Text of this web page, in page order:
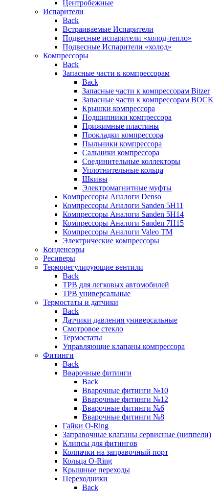
Центробежные
Испарители
Back
Встраиваемые Испарители
Подвесные испарители «холод-тепло»
Подвесные Испарители «холод»
Компрессоры
Back
Запасные части к компрессорам
Back
Запасные части к компрессорам Bitzer
Запасные части к компрессорам BOCK
Крышки компрессора
Подшипники компрессора
Прижимные пластины
Прокладки компрессора
Пыльники компрессора
Сальники компрессора
Соединительные коллекторы
Уплотнительные кольца
Шкивы
Электромагнитные муфты
Компрессоры Аналоги Denso
Компрессоры Аналоги Sanden 5H11
Компрессоры Аналоги Sanden 5H14
Компрессоры Аналоги Sanden 7H15
Компрессоры Аналоги Valeo ТМ
Электрические компрессоры
Конденсоры
Ресиверы
Терморегулирующие вентили
Back
ТРВ для легковых автомобилей
ТРВ универсальные
Термостаты и датчики
Back
Датчики давления универсальные
Смотровое стекло
Термостаты
Управляющие клапаны компрессора
Фитинги
Back
Вварочные фитинги
Back
Вварочные фитинги №10
Вварочные фитинги №12
Вварочные фитинги №6
Вварочные фитинги №8
Гайки O-Ring
Заправочные клапаны сервисные (ниппели)
Клипсы для фитингов
Колпачки на заправочный порт
Кольца O-Ring
Крышные переходы
Переходники
Back